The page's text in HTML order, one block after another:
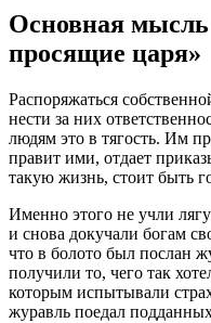
Основная
просящие царя»
Распоряжаться
нести за них
людям это в тягость. Им
правит ими, отдает
такую жизнь, стоит быть
Именно этого не учли
и снова докучали богам
что в болото был послан
получили то, чего так
которым испытывали
журавль поедал подданных